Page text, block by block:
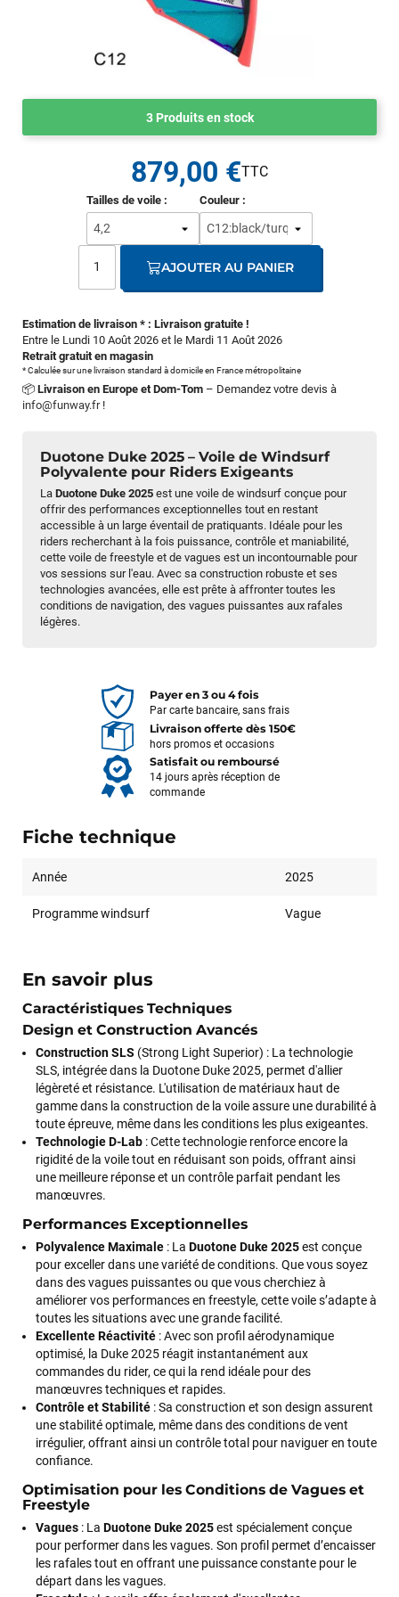
Duotone Duke 2025 – Voile de Windsurf
Polyvalente pour Riders Exigeants
La Duotone Duke 2025 est une voile de windsurf conçue pour
offrir des performances exceptionnelles tout en restant
accessible à un large éventail de pratiquants. Idéale pour les
riders recherchant à la fois puissance, contrôle et maniabilité,
cette voile de freestyle et de vagues est un incontournable pour
vos sessions sur l'eau. Avec sa construction robuste et ses
technologies avancées, elle est prête à affronter toutes les
conditions de navigation, des vagues puissantes aux rafales
légères.
3 Produits en stock
Estimation de livraison * : Livraison gratuite !
Entre le Lundi 10 Août 2026 et le Mardi 11 Août 2026
Retrait gratuit en magasin
* Calculée sur une livraison standard à domicile en France métropolitaine
📦 Livraison en Europe et Dom-Tom – Demandez votre devis à
info@funway.fr!
Tailles de voile : Couleur :
879,00 €
AJOUTER AU PANIER
Payer en 3 ou 4 fois
Par carte bancaire, sans frais
Livraison offerte dès 150€
hors promos et occasions
Satisfait ou remboursé
14 jours après réception de
commande
Fiche technique
Année 2025
Programme windsurf Vague
En savoir plus
Caractéristiques Techniques
Design et Construction Avancés
Construction SLS (Strong Light Superior) : La technologie
SLS, intégrée dans la Duotone Duke 2025, permet d'allier
légèreté et résistance. L'utilisation de matériaux haut de
gamme dans la construction de la voile assure une durabilité à
toute épreuve, même dans les conditions les plus exigeantes.
Technologie D-Lab : Cette technologie renforce encore la
rigidité de la voile tout en réduisant son poids, offrant ainsi
une meilleure réponse et un contrôle parfait pendant les
manœuvres.
Performances Exceptionnelles
Polyvalence Maximale : La Duotone Duke 2025est conçue
pour exceller dans une variété de conditions. Que vous soyez
dans des vagues puissantes ou que vous cherchiez à
améliorer vos performances en freestyle, cette voile s’adapte à
toutes les situations avec une grande facilité.
Excellente Réactivité : Avec son profil aérodynamique
optimisé, la Duke 2025 réagit instantanément aux
commandes du rider, ce qui la rend idéale pour des
manœuvres techniques et rapides.
Contrôle et Stabilité : Sa construction et son design assurent
une stabilité optimale, même dans des conditions de vent
irrégulier, offrant ainsi un contrôle total pour naviguer en toute
confiance.
Optimisation pour les Conditions de Vagues et
Freestyle
Vagues : La Duotone Duke 2025est spécialement conçue
pour performer dans les vagues. Son profil permet d’encaisser
les rafales tout en offrant une puissance constante pour le
départ dans les vagues.